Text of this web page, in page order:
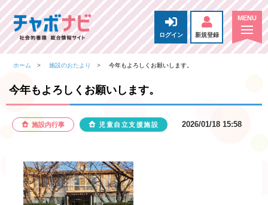
ログイン 新規登録
ホーム 施設のおたより 今年もよろしくお願いします。
今年もよろしくお願いします。
施設内行事 児童自立支援施設 2026/01/18 15:58